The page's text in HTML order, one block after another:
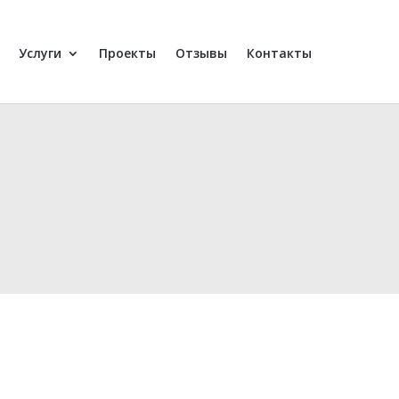
Услуги Проекты Отзывы Контакты